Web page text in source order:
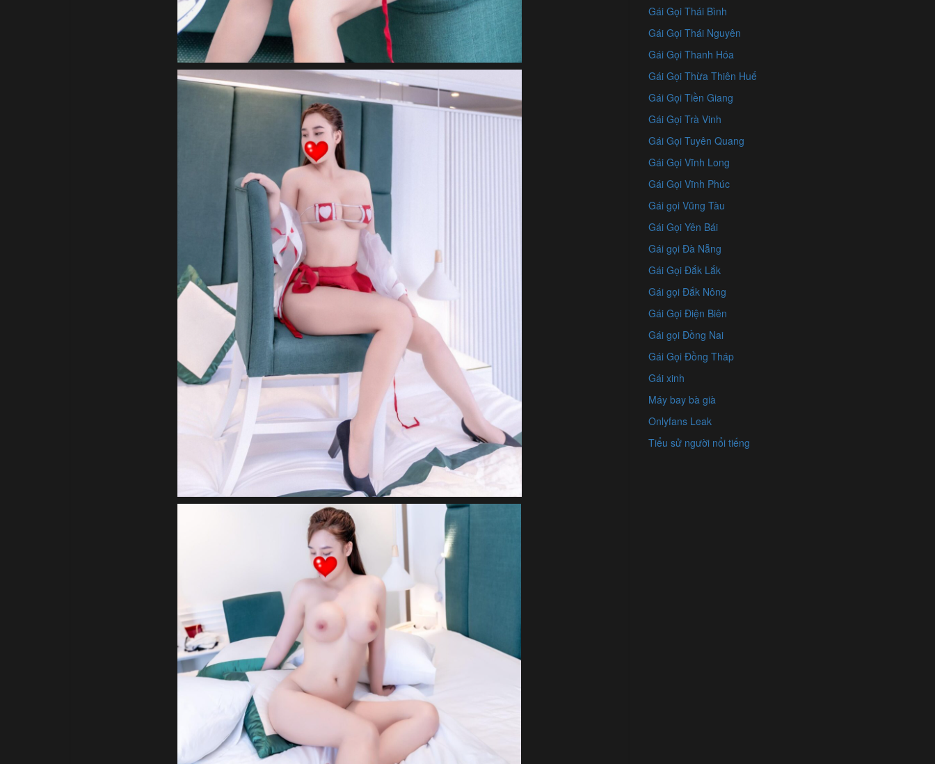
Gái Gọi Thái Bình
Gái Gọi Thái Nguyên
Gái Gọi Thanh Hóa
Gái Gọi Thừa Thiên Huế
Gái Gọi Tiền Giang
Gái Gọi Trà Vinh
Gái Gọi Tuyên Quang
Gái Gọi Vĩnh Long
Gái Gọi Vĩnh Phúc
Gái gọi Vũng Tàu
Gái Gọi Yên Bái
Gái gọi Đà Nẵng
Gái Gọi Đắk Lắk
Gái gọi Đắk Nông
Gái Gọi Điện Biên
Gái gọi Đồng Nai
Gái Gọi Đồng Tháp
Gái xinh
Máy bay bà già
Onlyfans Leak
Tiểu sử người nổi tiếng